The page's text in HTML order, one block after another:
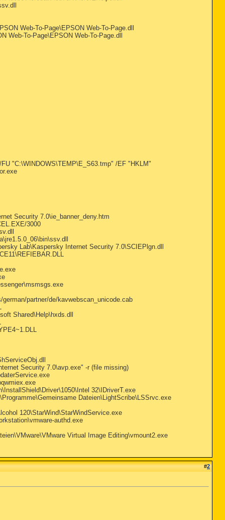
Web-To-Page\EPSON Web-To-Page.dll
Web-To-Page\EPSON Web-To-Page.dll
"C:\WINDOWS\TEMP\E_S63.tmp" /EF "HKLM"
Security 7.0\ie_banner_deny.htm
3000
Lab\Kaspersky Internet Security 7.0\SCIEPlgn.dll
partner/de/kavwebscan_unicode.cab
Shared\Help\hxds.dll
Security 7.0\avp.exe" -r (file missing)
32\IDriverT.exe
Dateien\LightScribe\LSSrvc.exe
120\StarWind\StarWindService.exe
authd.exe
Virtual Image Editing\vmount2.exe
#2